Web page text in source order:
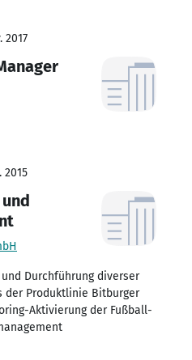
2017
2015
Durchführung diverser
der Produktlinie Bitburger
Aktivierung der Fußball-